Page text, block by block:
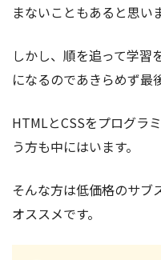
まないこともあると思い
しかし、順を追って学習
になるのであきらめず最
HTMLとCSSをプログラ
う方も中にはいます。
そんな方は低価格のサブ
オススメです。